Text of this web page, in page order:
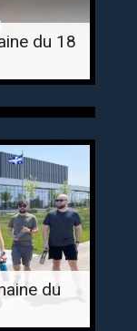
du 18
du